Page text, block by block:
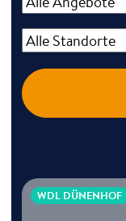
WDL DÜNENHOF